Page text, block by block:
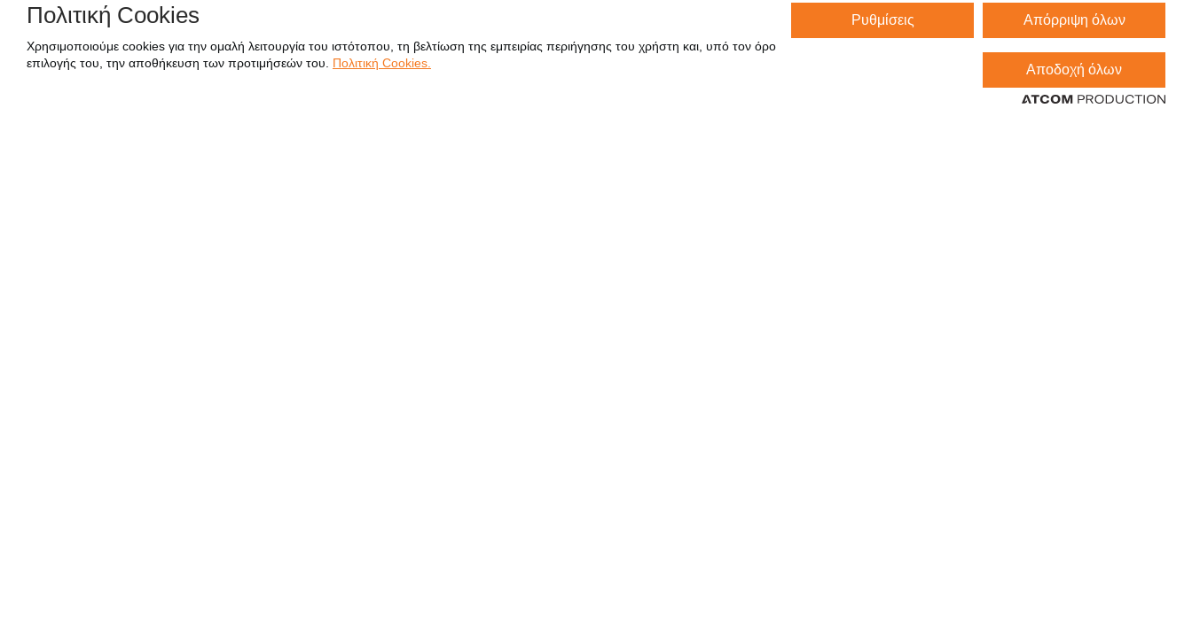
Χαρτοπωλείο
Πολιτική Cookies
Χρησιμοποιούμε cookies για την ομαλή λειτουργία του ιστότοπου, τη βελτίωση της εμπειρίας περιήγησης του χρήστη και, υπό τον όρο
επιλογής του, την αποθήκευση των προτιμήσεών του.
Πολιτική Cookies.
Ρυθμίσεις Απόρριψη όλων
Αποδοχή όλων